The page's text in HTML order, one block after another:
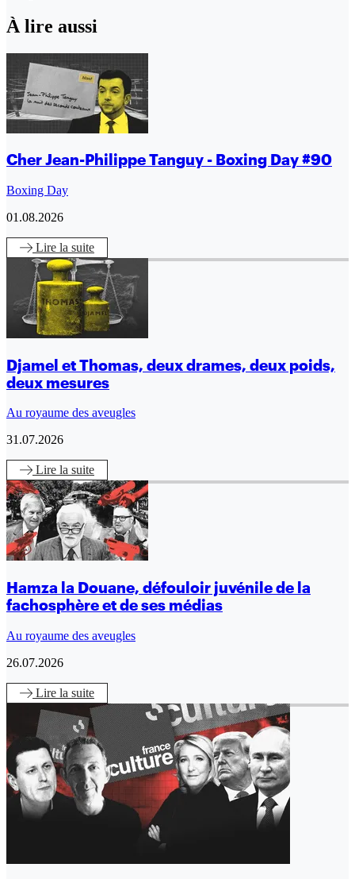
À lire aussi
Cher Jean-Philippe Tanguy - Boxing Day #90
Boxing Day
01.08.2026
Lire la suite
Djamel et Thomas, deux drames, deux poids,
deux mesures
Au royaume des aveugles
31.07.2026
Lire la suite
Hamza la Douane, défouloir juvénile de la
fachosphère et de ses médias
Au royaume des aveugles
26.07.2026
Lire la suite